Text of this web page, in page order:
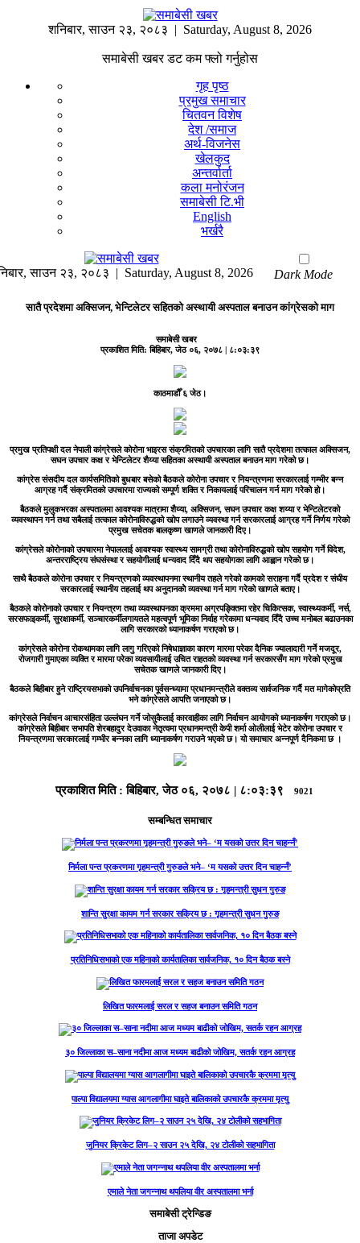
शनिबार,साउन २३, २०८३ | Saturday, August 8, 2026
समाबेसी खबर डट कम फ्लो गर्नुहोस
गृह पृष्ठ
प्रमुख समाचार
चितवन विशेष
देश /समाज
अर्थ-विजनेस
खेलकुद
अन्तर्वार्ता
कला मनोरंजन
समाबेसी टि.भी
English
भर्खरै
,साउन २३, २०८३ | Saturday, August 8, 2026 Dark Mode
सातै प्रदेशमा अक्सिजन, भेन्टिलेटर सहितको अस्थायी अस्पताल बनाउन कांग्रेसको माग
समाबेसी खबर
प्रकाशित मिति:बिहिबार, जेठ ०६, २०७८ | ८:०३:३९
काठमाडौँ ६ जेठ।
प्रमुख प्रतिपक्षी दल नेपाली कांग्रेसले कोरोना भाइरस संक्रमितको उपचारका लागि सातै प्रदेशमा तत्काल अक्सिजन,
सघन उपचार कक्ष र भेन्टिलेटर शैय्या सहितका अस्थायी अस्पताल बनाउन माग गरेको छ।
कांग्रेस संसदीय दल कार्यसमितिको बुधबार बसेको बैठकले कोरोना उपचार र नियन्त्रणमा सरकारलाई गम्भीर बन्न
आग्रह गर्दै संक्रमितको उपचारमा राज्यको सम्पूर्ण शक्ति र निकायलाई परिचालन गर्न माग गरेको हो।
बैठकले मुलुकभरका अस्पतालमा आवश्यक मात्रामा शैय्या, अक्सिजन, सघन उपचार कक्ष शय्या र भेन्टिलेटरको
व्यवस्थापन गर्न तथा सबैलाई तत्काल कोरोनाविरुद्धको खोप लगाउने व्यवस्था गर्न सरकारलाई आग्रह गर्ने निर्णय गरेको
प्रमुख सचेतक बालकृष्ण खाणले जानकारी दिए।
कांग्रेसले कोरोनाको उपचारमा नेपाललाई आवश्यक स्वास्थ्य सामग्री तथा कोरोनाविरुद्धको खोप सहयोग गर्ने विदेश,
अन्तरराष्ट्रिय संघसंस्था र सहयोगीलाई धन्यवाद दिँदै थप सहयोगका लागि आह्वान गरेको छ।
साथै बैठकले कोरोना उपचार र नियन्त्रणको व्यवस्थापनमा स्थानीय तहले गरेको कामको सराहना गर्दै प्रदेश र संघीय
सरकारलाई स्थानीय तहलाई थप अनुदानकोे व्यवस्था गर्न माग गरेको खाणले बताए।
बैठकले कोरोनाको उपचार र नियन्त्रण तथा व्यवस्थापनका क्रममा अग्रपङ्क्तिमा रहेर चिकित्सक, स्वास्थ्यकर्मी, नर्स,
सरसफाइकर्मी, सुरक्षाकर्मी, सञ्चारकर्मीलगायतले महत्वपूर्ण भूमिका निर्वाह गरेकामा धन्यवाद दिँदै उच्च मनोबल बढाउनका
लागि सरकारको ध्यानाकर्षण गराएको छ।
कांग्रेसले कोरोना रोकथामका लागि लागु गरिएको निषेधाज्ञाका कारण मारमा परेका दैनिक ज्यालादारी गर्ने मजदूर,
रोजगारी गुमाएका व्यक्ति र मारमा परेका व्यवसायीलाई उचित राहतको व्यवस्था गर्न सरकारसँग माग गरेको प्रमुख
सचेतक खाणले जानकारी दिए।
बैठकले बिहीबार हुने राष्ट्रियसभाको उपनिर्वाचनका पूर्वसन्ध्यामा प्रधानमन्त्रीले वक्तव्य सार्वजनिक गर्दै मत मागेकोप्रति
भने कांग्रेसले आपत्ति जनाएको छ।
कांग्रेसले निर्वाचन आचारसंहिता उल्लंघन गर्ने जोसुकैलाई कारवाहीका लागि निर्वाचन आयोगको ध्यानाकर्षण गराएको छ।
कांग्रेसले बिहीबार सभापति शेरबहादुर देउवाका नेतृत्वमा प्रधानमन्त्री केपी शर्मा ओलीलाई भेटेर कोरोना उपचार र
नियन्त्रणमा सरकारलाई गम्भीर बन्नका लागि ध्यानाकर्षण गराउने भएको छ।यो समाचार अन्नपूर्ण दैनिकमा छ ।
प्रकाशित मिति :बिहिबार, जेठ ०६, २०७८ | ८:०३:३९ 9021
सम्बन्धित समाचार
निर्मला पन्त प्रकरणमा गृहमन्त्री गुरुङले भने– ‘म यसको उत्तर दिन चाहन्नँ’
शान्ति सुरक्षा कायम गर्न सरकार सक्रिय छ : गृहमन्त्री सुधन गुरुङ
प्रतिनिधिसभाको एक महिनाको कार्यतालिका सार्वजनिक, १० दिन बैठक बस्ने
लिखित फारमलाई सरल र सहज बनाउन समिति गठन
३० जिल्लाका स–साना नदीमा आज मध्यम बाढीको जोखिम, सतर्क रहन आग्रह
पाल्पा विद्यालयमा ग्यास आगलागीमा घाइते बालिकाको उपचारकै क्रममा मृत्यु
जुनियर क्रिकेट लिग–२ साउन २५ देखि, २४ टोलीको सहभागिता
एमाले नेता जगन्नाथ थपलिया वीर अस्पतालमा भर्ना
समाबेसी ट्रेन्डिङ
ताजा अपडेट